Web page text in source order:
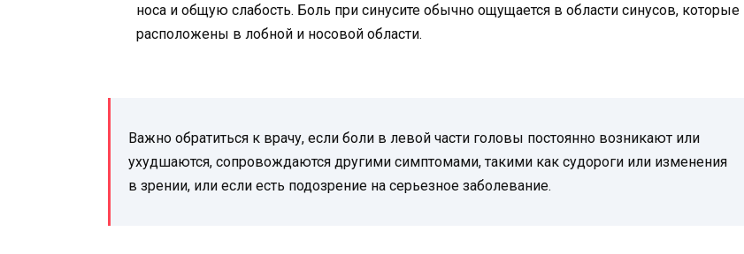
носа и общую слабость. Боль при синусите обычно ощущается в области синусов, которые
расположены в лобной и носовой области.
Важно обратиться к врачу, если боли в левой части головы постоянно возникают или
ухудшаются, сопровождаются другими симптомами, такими как судороги или изменения
в зрении, или если есть подозрение на серьезное заболевание.